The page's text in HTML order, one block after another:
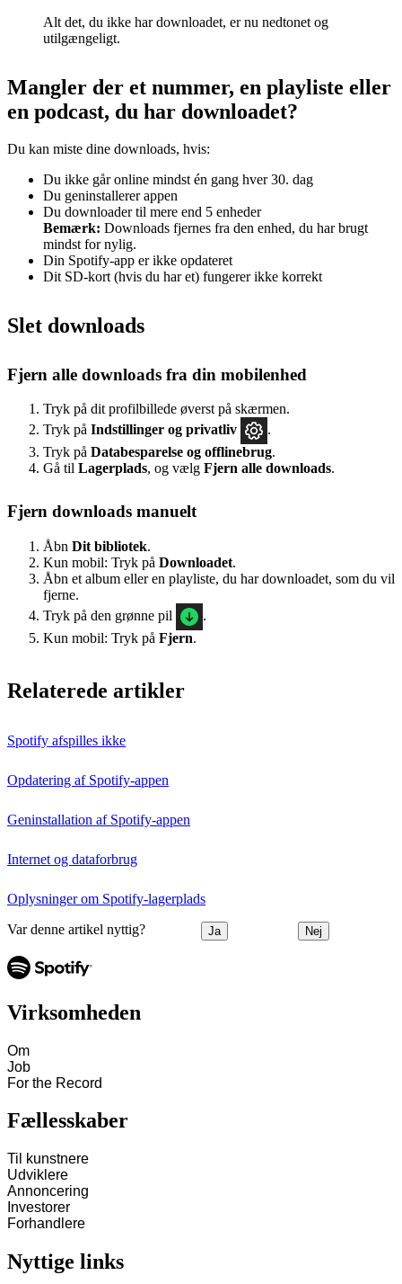
Alt det, du ikke har downloadet, er nu nedtonet og
utilgængeligt.
Mangler der et nummer, en playliste eller
en podcast, du har downloadet?
Du kan miste dine downloads, hvis:
Du ikke går online mindst én gang hver 30. dag
Du geninstallerer appen
Du downloader til mere end 5 enheder
Bemærk: Downloads fjernes fra den enhed, du har brugt
mindst for nylig.
Din Spotify-app er ikke opdateret
Dit SD-kort (hvis du har et) fungerer ikke korrekt
Slet downloads
Fjern alle downloads fra din mobilenhed
Tryk på dit profilbillede øverst på skærmen.
Tryk på Indstillinger og privatliv
.
Tryk på Databesparelse og offlinebrug.
Gå til Lagerplads, og vælg Fjern alle downloads.
Fjern downloads manuelt
Åbn Dit bibliotek.
Kun mobil: Tryk på Downloadet.
Åbn et album eller en playliste, du har downloadet, som du vil
fjerne.
Tryk på den grønne pil
.
Kun mobil: Tryk på Fjern.
Relaterede artikler
Spotify afspilles ikke
Opdatering af Spotify-appen
Geninstallation af Spotify-appen
Internet og dataforbrug
Oplysninger om Spotify-lagerplads
Var denne artikel nyttig? Ja Nej
Virksomheden
Om
Job
For the Record
Fællesskaber
Til kunstnere
Udviklere
Annoncering
Investorer
Forhandlere
Nyttige links